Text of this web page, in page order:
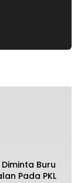
Buru
Pada PKL